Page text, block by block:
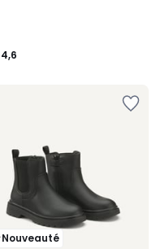
4,6
Nouveauté